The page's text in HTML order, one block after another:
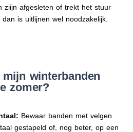
ziijn afgesleten of trekt het stuur
is uitlijnen wel noodzakelijk.
winterbanden
zomer?
Bewaar banden met velgen
gestapeld of, nog beter, op een